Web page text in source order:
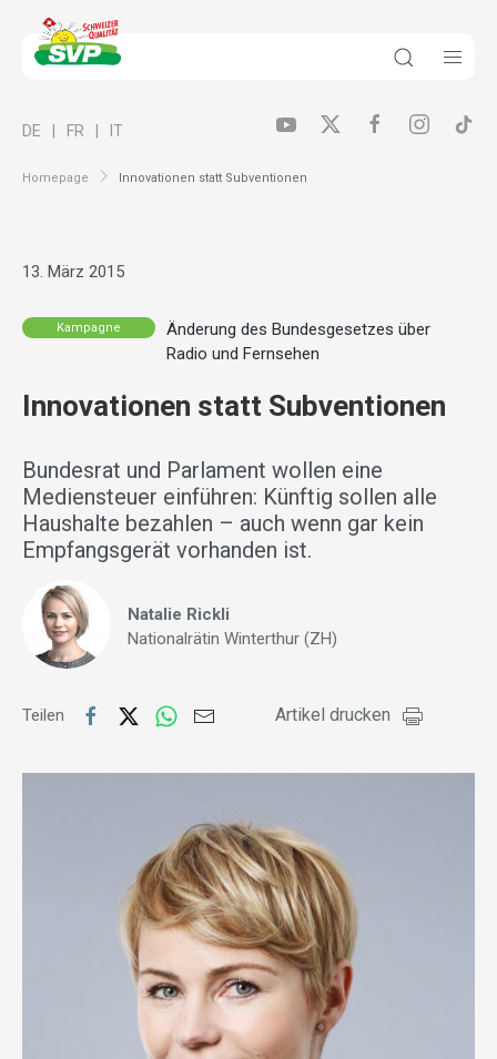
Homepage Innovationen statt Subventionen
DE FR IT
13. März 2015
Kampagne
Änderung des Bundesgesetzes über
Radio und Fernsehen
Innovationen statt Subventionen
Bundesrat und Parlament wollen eine
Mediensteuer einführen: Künftig sollen alle
Haushalte bezahlen – auch wenn gar kein
Empfangsgerät vorhanden ist.
Natalie Rickli
Nationalrätin Winterthur (ZH)
Teilen Artikel drucken